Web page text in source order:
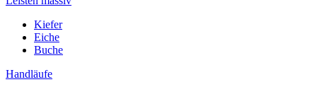
Kiefer
Eiche
Buche
Handläufe